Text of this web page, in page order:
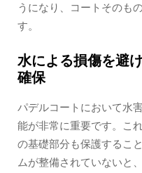
うになり、コートそのも
す。
水による損傷を避
確保
パデルコートにおいて水
能が非常に重要です。こ
の基礎部分も保護するこ
ムが整備されていないと